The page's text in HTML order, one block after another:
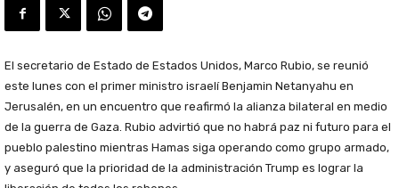
El secretario de Estado de Estados Unidos, Marco Rubio, se reunió
este lunes con el primer ministro israelí Benjamin Netanyahu en
Jerusalén, en un encuentro que reafirmó la alianza bilateral en medio
de la guerra de Gaza. Rubio advirtió que no habrá paz ni futuro para el
pueblo palestino mientras Hamas siga operando como grupo armado,
y aseguró que la prioridad de la administración Trump es lograr la